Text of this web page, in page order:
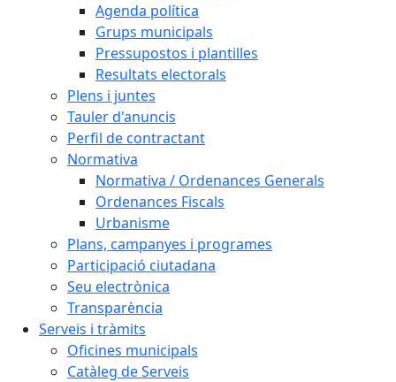
Agenda política
Grups municipals
Pressupostos i plantilles
Resultats electorals
Plens i juntes
Tauler d'anuncis
Perfil de contractant
Normativa
Normativa / Ordenances Generals
Ordenances Fiscals
Urbanisme
Plans, campanyes i programes
Participació ciutadana
Seu electrònica
Transparència
Serveis i tràmits
Oficines municipals
Catàleg de Serveis